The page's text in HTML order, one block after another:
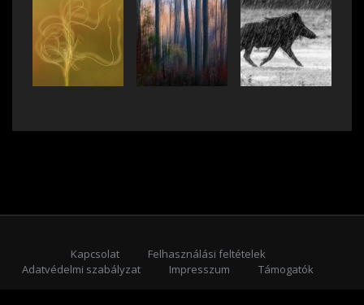
Kapcsolat
Felhasználási feltételek
Adatvédelmi szabályzat
Impresszum
Támogatók